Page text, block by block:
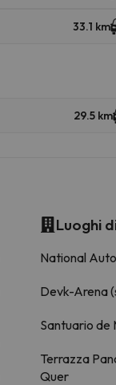
33.1 km
29.5 km
Luoghi
National
Devk-Arena
Santuario de
Terrazza
Quer